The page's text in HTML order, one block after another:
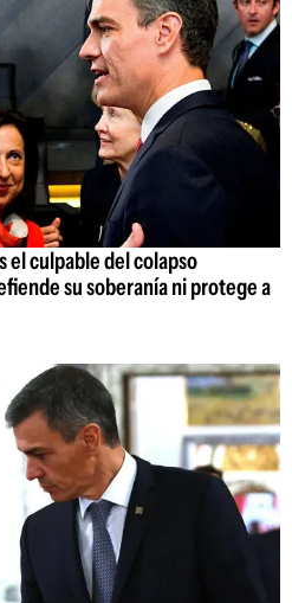
el culpable del colapso
su soberanía ni protege a